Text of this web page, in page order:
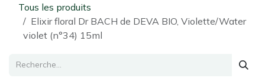
Tous les produits
Elixir floral Dr BACH de DEVA BIO, Violette/Water
violet (n°34) 15ml